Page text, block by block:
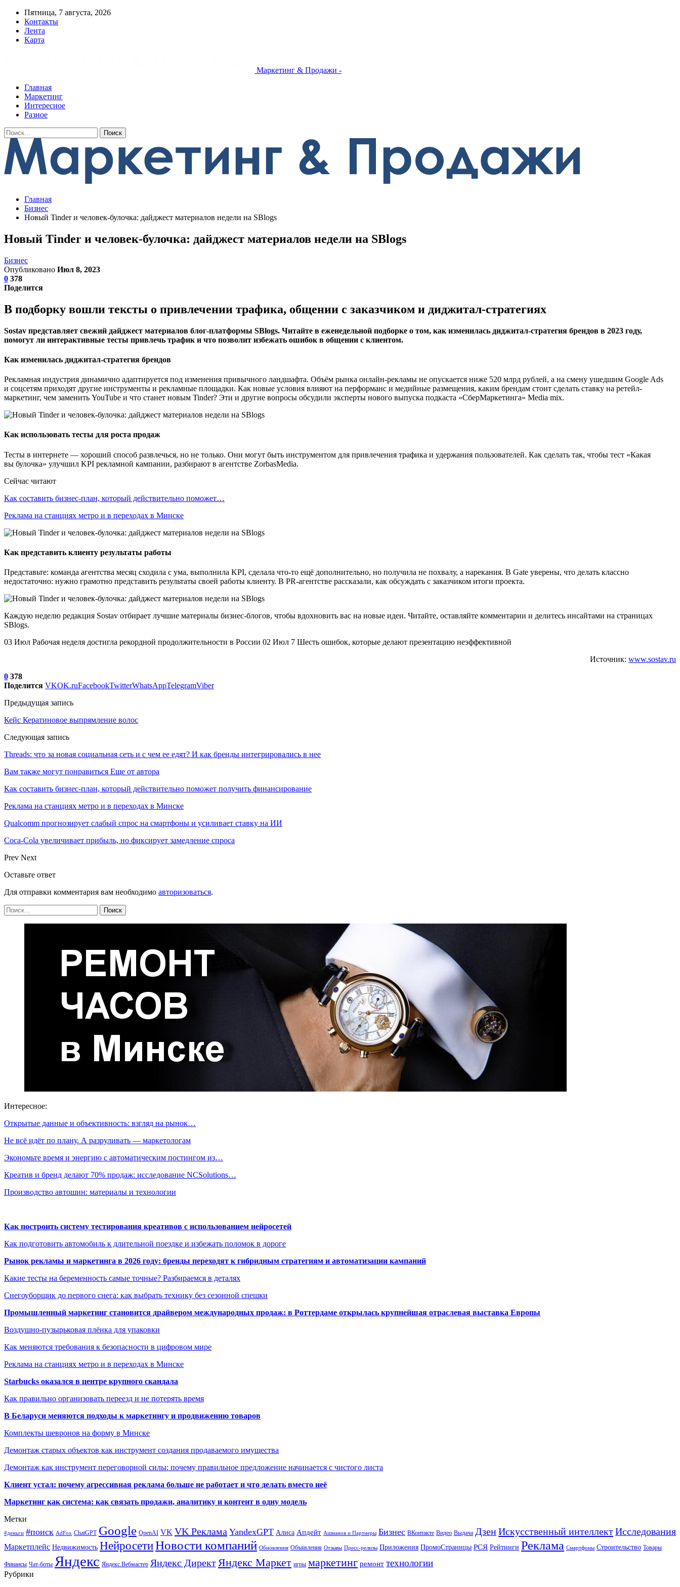
Пятница, 7 августа, 2026
Контакты
Лента
Карта
Маркетинг & Продажи -
Главная
Маркетинг
Интересное
Разное
Главная
Бизнес
Новый Tinder и человек-булочка: дайджест материалов недели на SBlogs
Новый Tinder и человек-булочка: дайджест материалов недели на SBlogs
Бизнес
Опубликовано Июл 8, 2023
0 378
Поделится
В подборку вошли тексты о привлечении трафика, общении с заказчиком и диджитал-стратегиях
Sostav представляет свежий дайджест материалов блог-платформы SBlogs. Читайте в еженедельной подборке о том, как изменилась диджитал-стратегия брендов в 2023 году,
помогут ли интерактивные тесты привлечь трафик и что позволит избежать ошибок в общении с клиентом.
Как изменилась диджитал-стратегия брендов
Рекламная индустрия динамично адаптируется под изменения привычного ландшафта. Объём рынка онлайн-рекламы не опускается ниже 520 млрд рублей, а на смену ушедшим Google Ads
и соцсетям приходят другие инструменты и рекламные площадки. Как новые условия влияют на перформанс и медийные размещения, каким брендам стоит сделать ставку на ретейл-
маркетинг, чем заменить YouTube и что станет новым Tinder? Эти и другие вопросы обсудили эксперты нового выпуска подкаста «СберМаркетинга» Media mix.
Как использовать тесты для роста продаж
Тесты в интернете — хороший способ развлечься, но не только. Они могут быть инструментом для привлечения трафика и удержания пользователей. Как сделать так, чтобы тест «Какая
вы булочка» улучшил KPI рекламной кампании, разбирают в агентстве ZorbasMedia.
Сейчас читают
Как составить бизнес-план, который действительно поможет…
Реклама на станциях метро и в переходах в Минске
Как представить клиенту результаты работы
Представьте: команда агентства месяц сходила с ума, выполнила KPI, сделала что-то ещё дополнительно, но получила не похвалу, а нарекания. В Gate уверены, что делать классно
недостаточно: нужно грамотно представить результаты своей работы клиенту. В PR-агентстве рассказали, как обсуждать с заказчиком итоги проекта.
Каждую неделю редакция Sostav отбирает лучшие материалы бизнес-блогов, чтобы вдохновить вас на новые идеи. Читайте, оставляйте комментарии и делитесь инсайтами на страницах
SBlogs.
03 Июл Рабочая неделя достигла рекордной продолжительности в России 02 Июл 7 Шесть ошибок, которые делают презентацию неэффективной
Источник: www.sostav.ru
0 378
Поделится VKOK.ruFacebookTwitterWhatsAppTelegramViber
Предыдущая запись
Кейс Кератиновое выпрямление волос
Следующая запись
Threads: что за новая социальная сеть и с чем ее едят? И как бренды интегрировались в нее
Вам также могут понравиться Еще от автора
Как составить бизнес-план, который действительно поможет получить финансирование
Реклама на станциях метро и в переходах в Минске
Qualcomm прогнозирует слабый спрос на смартфоны и усиливает ставку на ИИ
Coca-Cola увеличивает прибыль, но фиксирует замедление спроса
Prev Next
Оставьте ответ
Для отправки комментария вам необходимо авторизоваться.
Интересное:
Открытые данные и объективность: взгляд на рынок…
Не всё идёт по плану. А разруливать — маркетологам
Экономьте время и энергию с автоматическим постингом из…
Креатив и бренд делают 70% продаж: исследование NCSolutions…
Производство автошин: материалы и технологии
Как построить систему тестирования креативов с использованием нейросетей
Как подготовить автомобиль к длительной поездке и избежать поломок в дороге
Рынок рекламы и маркетинга в 2026 году: бренды переходят к гибридным стратегиям и автоматизации кампаний
Какие тесты на беременность самые точные? Разбираемся в деталях
Снегоуборщик до первого снега: как выбрать технику без сезонной спешки
Промышленный маркетинг становится драйвером международных продаж: в Роттердаме открылась крупнейшая отраслевая выставка Европы
Воздушно-пузырьковая плёнка для упаковки
Как меняются требования к безопасности в цифровом мире
Реклама на станциях метро и в переходах в Минске
Starbucks оказался в центре крупного скандала
Как правильно организовать переезд и не потерять время
В Беларуси меняются подходы к маркетингу и продвижению товаров
Комплекты шевронов на форму в Минске
Демонтаж старых объектов как инструмент создания продаваемого имущества
Демонтаж как инструмент переговорной силы: почему правильное предложение начинается с чистого листа
Клиент устал: почему агрессивная реклама больше не работает и что делать вместо неё
Маркетинг как система: как связать продажи, аналитику и контент в одну модель
Метки
#деньги #поиск AdFox ChatGPT Google OpenAI VK VK Реклама YandexGPT Алиса Апдейт Ашманов и Партнеры Бизнес ВКонтакте Видео Выдача ДзенИскусственный интеллектИсследования
Маркетплейс Недвижимость НейросетиНовости компаний Обновления Объявления Отзывы Пресс-релизы Приложения ПромоСтраницы РСЯ Рейтинги Реклама Смартфоны Строительство Товары
Финансы Чат-боты Яндекс Яндекс.Вебмастер Яндекс ДиректЯндекс Маркет игры маркетинг ремонт технологии
Рубрики